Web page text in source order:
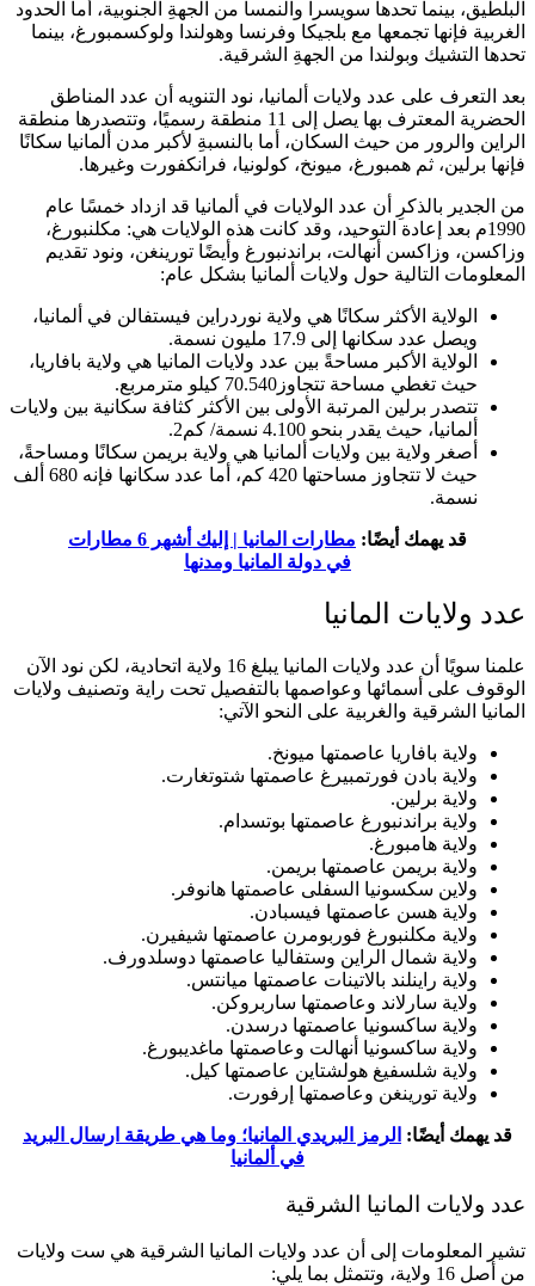
البلطيق، بينما تحدها سويسرا والنمسا من الجهةِ الجنوبية، أما الحدود
الغربية فإنها تجمعها مع بلجيكا وفرنسا وهولندا ولوكسمبورغ، بينما
تحدها التشيك وبولندا من الجهةِ الشرقية.
بعد التعرف على عدد ولايات ألمانيا، نود التنويه أن عدد المناطق
الحضرية المعترف بها يصل إلى 11 منطقة رسميًا، وتتصدرها منطقة
الراين والرور من حيث السكان، أما بالنسبةِ لأكبر مدن ألمانيا سكانًا
فإنها برلين، ثم همبورغ، ميونخ، كولونيا، فرانكفورت وغيرها.
من الجدير بالذكرِ أن عدد الولايات في ألمانيا قد ازداد خمسًا عام
1990م بعد إعادة التوحيد، وقد كانت هذه الولايات هي: مكلنبورغ،
وزاكسن، وزاكسن أنهالت، براندنبورغ وأيضًا تورينغن، ونود تقديم
المعلومات التالية حول ولايات ألمانيا بشكل عام:
الولاية الأكثر سكانًا هي ولاية نوردراين فيستفالن في ألمانيا،
ويصل عدد سكانها إلى 17.9 مليون نسمة.
الولاية الأكبر مساحةً بين عدد ولايات المانيا هي ولاية بافاريا،
حيث تغطي مساحة تتجاوز70.540 كيلو مترمربع.
تتصدر برلين المرتبة الأولى بين الأكثر كثافة سكانية بين ولايات
ألمانيا، حيث يقدر بنحو 4.100 نسمة/ كم2.
أصغر ولاية بين ولايات ألمانيا هي ولاية بريمن سكانًا ومساحةً،
حيث لا تتجاوز مساحتها 420 كم، أما عدد سكانها فإنه 680 ألف
نسمة.
قد يهمك أيضًا:
مطارات المانيا | إليك أشهر 6 مطارات
في دولة المانيا ومدنها
عدد ولايات المانيا
علمنا سويًا أن عدد ولايات المانيا يبلغ 16 ولاية اتحادية، لكن نود الآن
الوقوف على أسمائها وعواصمها بالتفصيل تحت راية وتصنيف ولايات
المانيا الشرقية والغربية على النحو الآتي:
ولاية بافاريا عاصمتها ميونخ.
ولاية بادن فورتمبيرغ عاصمتها شتوتغارت.
ولاية برلين.
ولاية براندنبورغ عاصمتها بوتسدام.
ولاية هامبورغ.
ولاية بريمن عاصمتها بريمن.
ولاين سكسونيا السفلى عاصمتها هانوفر.
ولاية هسن عاصمتها فيسبادن.
ولاية مكلنبورغ فوربومرن عاصمتها شيفيرن.
ولاية شمال الراين وستفاليا عاصمتها دوسلدورف.
ولاية راينلند بالاتينات عاصمتها ميانتس.
ولاية سارلاند وعاصمتها ساربروكن.
ولاية ساكسونيا عاصمتها درسدن.
ولاية ساكسونيا أنهالت وعاصمتها ماغديبورغ.
ولاية شلسفيغ هولشتاين عاصمتها كيل.
ولاية تورينغن وعاصمتها إرفورت.
قد يهمك أيضًا: الرمز البريدي المانيا؛ وما هي طريقة ارسال البريد
في ألمانيا
عدد ولايات المانيا الشرقية
تشير المعلومات إلى أن عدد ولايات المانيا الشرقية هي ست ولايات
من أصل 16 ولاية، وتتمثل بما يلي: